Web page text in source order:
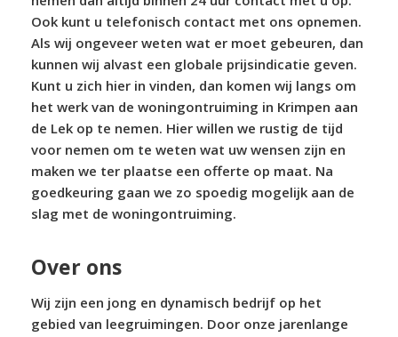
Ook kunt u telefonisch contact met ons opnemen.
Als wij ongeveer weten wat er moet gebeuren, dan
kunnen wij alvast een globale prijsindicatie geven.
Kunt u zich hier in vinden, dan komen wij langs om
het werk van de woningontruiming in Krimpen aan
de Lek op te nemen. Hier willen we rustig de tijd
voor nemen om te weten wat uw wensen zijn en
maken we ter plaatse een offerte op maat. Na
goedkeuring gaan we zo spoedig mogelijk aan de
slag met de woningontruiming.
Over ons
Wij zijn een jong en dynamisch bedrijf op het
gebied van leegruimingen. Door onze jarenlange